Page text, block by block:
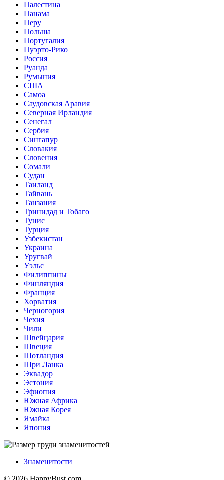
Палестина
Панама
Перу
Польша
Португалия
Пуэрто-Рико
Россия
Руанда
Румыния
США
Самоа
Саудовская Аравия
Северная Ирландия
Сенегал
Сербия
Сингапур
Словакия
Словения
Сомали
Судан
Таиланд
Тайвань
Танзания
Тринидад и Тобаго
Тунис
Турция
Узбекистан
Украина
Уругвай
Уэльс
Филиппины
Финляндия
Франция
Хорватия
Черногория
Чехия
Чили
Швейцария
Швеция
Шотландия
Шри Ланка
Эквадор
Эстония
Эфиопия
Южная Африка
Южная Корея
Ямайка
Япония
Знаменитости